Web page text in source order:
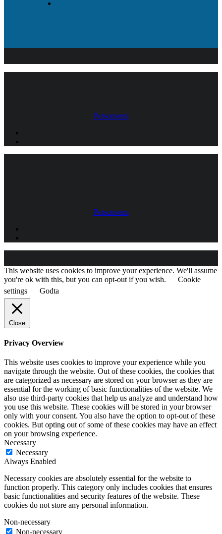
Personvern
Personvern
This website uses cookies to improve your experience. We'll assume
you're ok with this, but you can opt-out if you wish.
Cookie
settings
Godta
Close
Privacy Overview
This website uses cookies to improve your experience while you
navigate through the website. Out of these cookies, the cookies that
are categorized as necessary are stored on your browser as they are
essential for the working of basic functionalities of the website. We
also use third-party cookies that help us analyze and understand how
you use this website. These cookies will be stored in your browser
only with your consent. You also have the option to opt-out of these
cookies. But opting out of some of these cookies may have an effect
on your browsing experience.
Necessary
Necessary
Always Enabled
Necessary cookies are absolutely essential for the website to
function properly. This category only includes cookies that ensures
basic functionalities and security features of the website. These
cookies do not store any personal information.
Non-necessary
Non-necessary